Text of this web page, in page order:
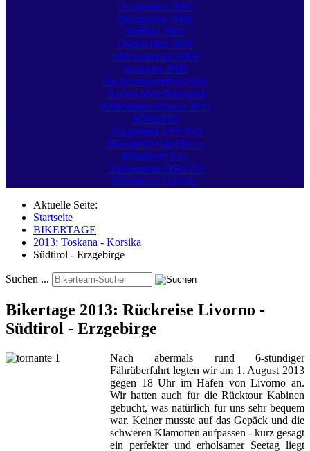
Ostpreußen 2005
Normandie 2006
Südtirol 2006
Ostpreußen 2008
Südfrankreich 2008
Savoyen 2009
Die Klassentreffen-Seite
Reisen nach Russland
Winterimpressionen 2021
SONSTIG
Telegramm schreiben
Bikerteam Gästebuch
Bikerteam SSL
Datenschutz DSGVO
Bikerteam LOGIN
Aktuelle Seite:
Startseite
BIKERTAGE
2013: Toskana - Korsika
Südtirol - Erzgebirge
Suchen ...
Bikertage 2013: Rückreise Livorno -
Südtirol - Erzgebirge
Nach abermals rund 6-stündiger
Fährüberfahrt legten wir am 1. August 2013
gegen 18 Uhr im Hafen von Livorno an.
Wir hatten auch für die Rücktour Kabinen
gebucht, was natürlich für uns sehr bequem
war. Keiner musste auf das Gepäck und die
schweren Klamotten aufpassen - kurz gesagt
ein perfekter und erholsamer Seetag liegt